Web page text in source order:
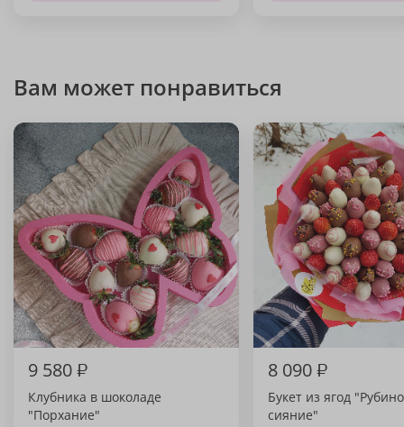
Вам может понравиться
9 580₽
Клубника в шоколаде
"Порхание"
8 090₽
Букет из ягод
сияние"